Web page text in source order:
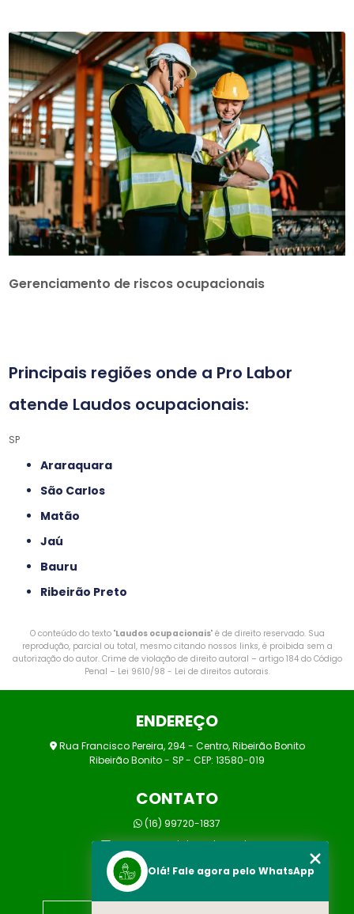
Gerenciamento de riscos ocupacionais
Principais regiões onde a Pro Labor
atende Laudos ocupacionais:
SP
Araraquara
São Carlos
Matão
Jaú
Bauru
Ribeirão Preto
O conteúdo do texto "Laudos ocupacionais" é de direito reservado. Sua
reprodução, parcial ou total, mesmo citando nossos links, é proibida sem a
autorização do autor. Crime de violação de direito autoral – artigo 184 do Código
Penal – Lei 9610/98 - Lei de direitos autorais.
ENDEREÇO
Rua Francisco Pereira, 294 - Centro, Ribeirão Bonito
Ribeirão Bonito - SP - CEP: 13580-019
CONTATO
(16) 99720-1837
marcos@prolaborsst.com.br
Olá! Fale agora pelo WhatsApp